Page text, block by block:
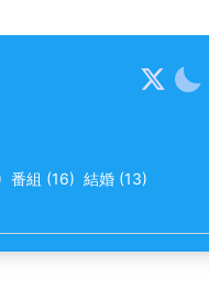
番組 (16) 結婚 (13)